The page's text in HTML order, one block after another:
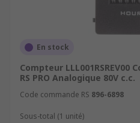
En stock
Compteur
RS PRO Analogique 80V c.c.
Code commande RS 896-6898
Sous-total (1 unité)